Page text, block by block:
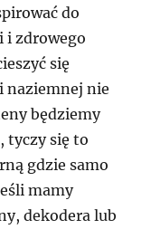
do
i zdrowego
się
naziemnej nie
będziemy
tyczy się to
gdzie samo
mamy
dekodera lub